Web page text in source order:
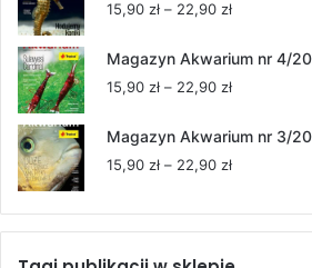
15,90 zł – 22,90 złZakres
od
Magazyn Akwarium nr 4/
15,90 zł – 22,90 złZakres
od
Magazyn Akwarium nr 3/
15,90 zł – 22,90 złZakres
od
15,90 zł